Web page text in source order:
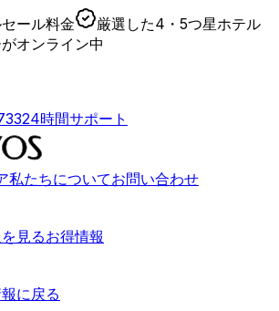
ール料金
厳選した4・5つ星ホテル
オンライン中
24時間サポート
私たちについてお問い合わせ
見るお得情報
に戻る